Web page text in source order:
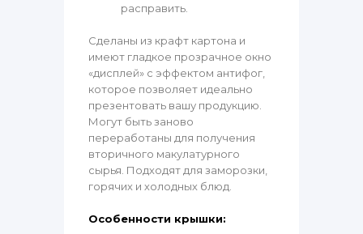
расправить.
Сделаны из крафт картона и
имеют гладкое прозрачное окно
«дисплей» с эффектом антифог,
которое позволяет идеально
презентовать вашу продукцию.
Могут быть заново
переработаны для получения
вторичного макулатурного
сырья. Подходят для заморозки,
горячих и холодных блюд.
Особенности крышки: